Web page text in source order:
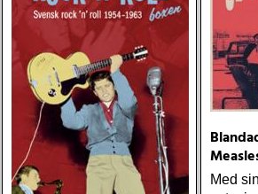
Med